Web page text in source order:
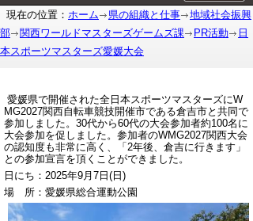
現在の位置： ホーム 県の組織と仕事
地域社会振興
部
関西ワールドマスターズゲームズ課 PR活動
日
本スポーツマスターズ愛媛大会
愛媛県で開催された全日本スポーツマスターズにW
MG2027関西自転車競技開催市である倉吉市と共同で
参加しました。30代から60代の大会参加者約100名に
大会参加を促しました。参加者のWMG2027関西大会
の認知度も非常に高く、「2年後、倉吉に行きます」
との参加宣言を頂くことができました。
日にち：2025年9月7日(日)
場 所：愛媛県総合運動公園